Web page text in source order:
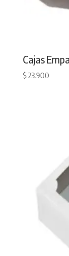
Cajas
$23.900